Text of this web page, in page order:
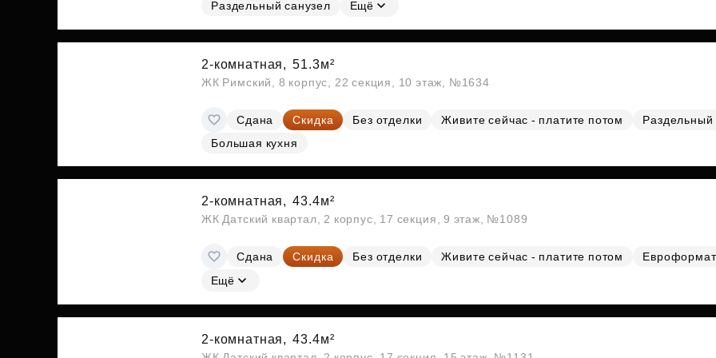
Раздельный санузел Ещё
2-комнатная, 51.3м²
ЖК Римский, 8 корпус, 22 секция, 10 этаж, №1634
Сдана Скидка Без отделки Живите сейчас - платите потом
Раздельный
Большая кухня
2-комнатная, 43.4м²
ЖК Датский квартал, 2 корпус, 17 секция, 9 этаж, №1089
Сдана Скидка Без отделки Живите сейчас - платите потом
Евроформат
Ещё
2-комнатная, 43.4м²